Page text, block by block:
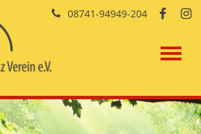
08741-94949-204  